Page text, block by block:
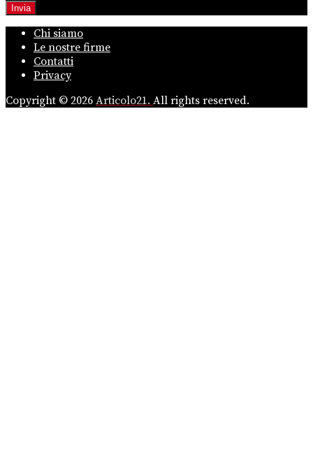
Chi siamo
Le nostre firme
Contatti
Privacy
Copyright © 2026 Articolo21. All rights reserved.